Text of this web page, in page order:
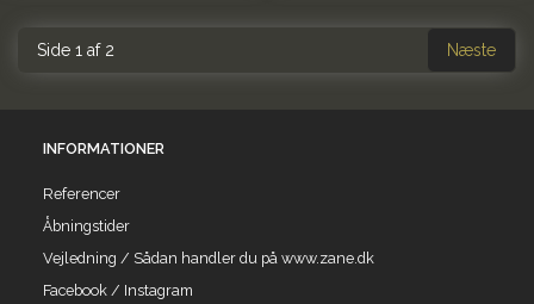
Side 1 af 2 Næste
INFORMATIONER
Referencer
Åbningstider
Vejledning / Sådan handler du på www.zane.dk
Facebook / Instagram